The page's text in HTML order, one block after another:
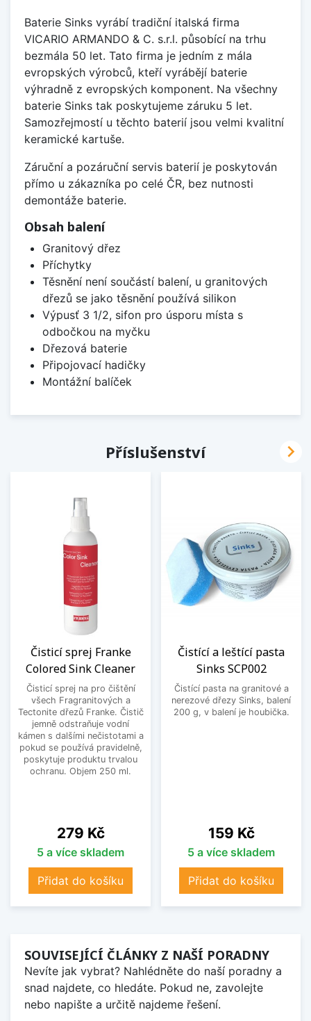
Baterie Sinks vyrábí tradiční italská firma
VICARIO ARMANDO & C. s.r.l. působící na trhu
bezmála 50 let. Tato firma je jedním z mála
evropských výrobců, kteří vyrábějí baterie
výhradně z evropských komponent. Na všechny
baterie Sinks tak poskytujeme záruku 5 let.
Samozřejmostí u těchto baterií jsou velmi kvalitní
keramické kartuše.
Záruční a pozáruční servis baterií je poskytován
přímo u zákazníka po celé ČR, bez nutnosti
demontáže baterie.
Obsah balení
Granitový dřez
Příchytky
Těsnění není součástí balení, u granitových
dřezů se jako těsnění používá silikon
Výpusť 3 1/2, sifon pro úsporu místa s
odbočkou na myčku
Dřezová baterie
Připojovací hadičky
Montážní balíček
Příslušenství
Čisticí sprej Franke
Colored Sink Cleaner
Čisticí sprej na pro čištění
všech Fragranitových a
Tectonite dřezů Franke. Čistič
jemně odstraňuje vodní
kámen s dalšími nečistotami a
pokud se používá pravidelně,
poskytuje produktu trvalou
ochranu. Objem 250 ml.
Cena
279 Kč
5 a více skladem
Přidat do košíku
Čistící a leštící pasta
Sinks SCP002
Čistící pasta na granitové a
nerezové dřezy Sinks, balení
200 g, v balení je houbička.
Cena
159 Kč
5 a více skladem
Přidat do košíku

SOUVISEJÍCÍ ČLÁNKY Z NAŠÍ PORADNY
Nevíte jak vybrat? Nahlédněte do naší poradny a
snad najdete, co hledáte. Pokud ne, zavolejte
nebo napište a určitě najdeme řešení.